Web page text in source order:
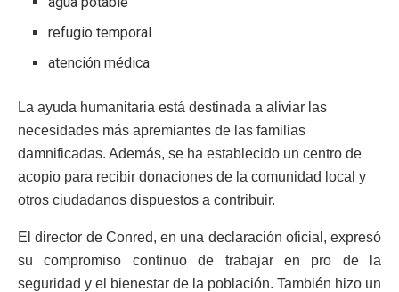
refugio temporal
atención médica
La ayuda humanitaria está destinada a aliviar las
necesidades más apremiantes de las familias
damnificadas. Además, se ha establecido un centro de
acopio para recibir donaciones de la comunidad local y
otros ciudadanos dispuestos a contribuir.
El director de Conred, en una declaración oficial, expresó
su compromiso continuo de trabajar en pro de la
seguridad y el bienestar de la población. También hizo un